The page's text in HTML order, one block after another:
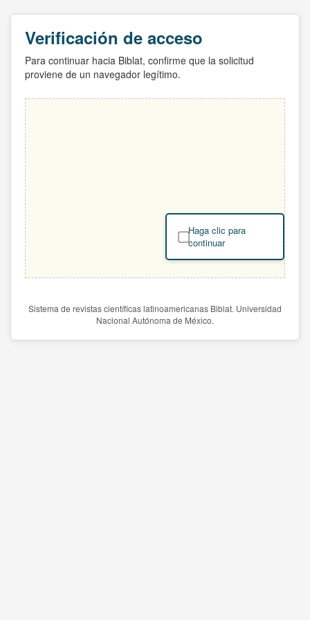
Verificación de acceso
Para continuar hacia Biblat, confirme que la solicitud
proviene de un navegador legítimo.
Haga clic para
continuar
Sistema de revistas científicas latinoamericanas Biblat. Universidad
Nacional Autónoma de México.